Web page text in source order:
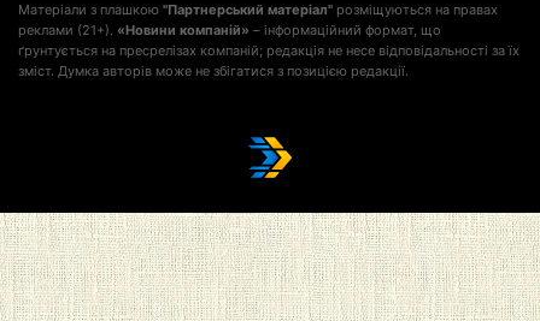
Матеріали з плашкою "Партнерський матеріал" розміщуються на правах
реклами (21+). «Новини компаній» – інформаційний формат, що
ґрунтується на пресрелізах компаній; редакція не несе відповідальності за їх
зміст. Думка авторів може не збігатися з позицією редакції.